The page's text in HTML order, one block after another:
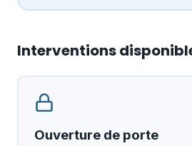
Interventions
Ouverture de porte